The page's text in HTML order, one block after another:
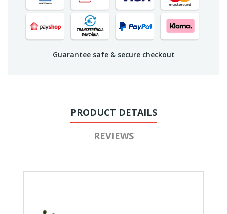
Guarantee safe & secure checkout
PRODUCT DETAILS
REVIEWS